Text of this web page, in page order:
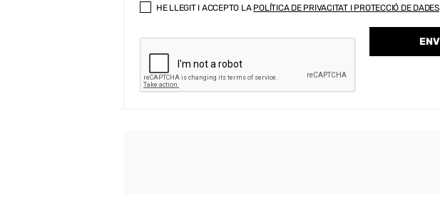
HE LLEGIT I ACCEPTO LA POLÍTICA DE PRIVACITAT I PROTECCIÓ DE DADES